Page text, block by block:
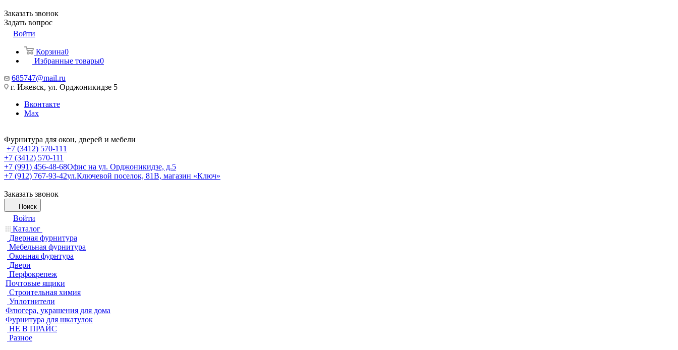
Заказать звонок
Задать вопрос
Войти
Корзина0
Избранные товары0
685747@mail.ru
г. Ижевск, ул. Орджоникидзе 5
Вконтакте
Max
Фурнитура для окон, дверей и мебели
+7 (3412) 570-111
+7 (3412) 570-111
+7 (991) 456-48-68Офис на ул. Орджоникидзе, д.5
+7 (912) 767-93-42ул.Ключевой поселок, 81В, магазин «Ключ»
Заказать звонок
Поиск
Войти
Каталог
Дверная фурнитура
Мебельная фурнитура
Оконная фурнтура
Двери
Перфокрепеж
Почтовые ящики
Строительная химия
Уплотнители
Флюгера, украшения для дома
Фурнитура для шкатулок
НЕ В ПРАЙС
Разное